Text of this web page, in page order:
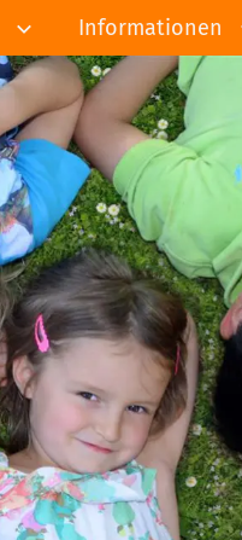
Informationen